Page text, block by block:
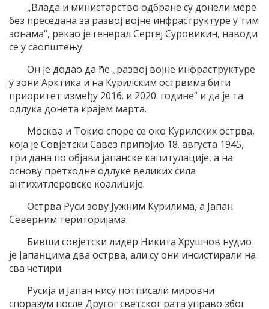
„Влада и министарство одбране су донели мере
без преседана за развој војне инфраструктуре у тим
зонама“, рекао је генерал Сергеј Суровикин, наводи
се у саопштењу.
Он је додао да ће „развој војне инфраструктуре
у зони Арктика и на Курилским острвима бити
приоритет између 2016. и 2020. године“ и да је та
одлука донета крајем марта.
Москва и Токио споре се око Курилских острва,
која је Совјетски Савез припојио 18. августа 1945,
три дана по објави јапанске капитулације, а на
основу претходне одлуке великих сила
антихитлеровске коалиције.
Острва Руси зову Јужним Курилима, а Јапан
Северним територијама.
Бивши совјетски лидер Никита Хрушчов нудио
је Јапанцима два острва, али су они инсистирали на
сва четири.
Русија и Јапан нису потписали мировни
споразум после Другог светског рата управо због